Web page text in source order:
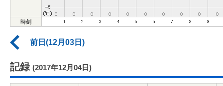
時刻
前日(12月03日)
記録 (2017年12月04日)